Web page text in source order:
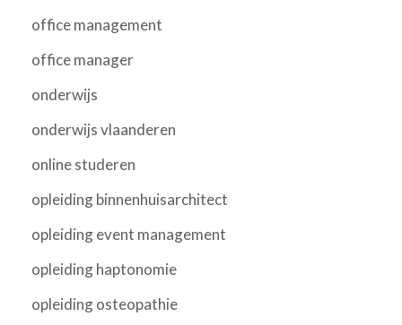
office management
office manager
onderwijs
onderwijs vlaanderen
online studeren
opleiding binnenhuisarchitect
opleiding event management
opleiding haptonomie
opleiding osteopathie